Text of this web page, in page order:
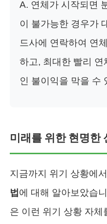
A. 연체가 시작되면
이 불가능한 경우가
드사에 연락하여 연
하고, 최대한 빨리 연
인 불이익을 막을 수
미래를 위한 현명한
지금까지 위기 상황에
법 에 대해 알아보았습
은 이런 위기 상황 자